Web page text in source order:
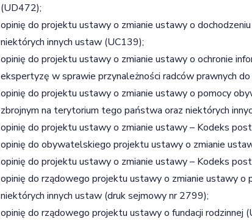
(UD472);
opinię do projektu ustawy o zmianie ustawy o
niektórych innych ustaw (UC139);
opinię do projektu ustawy o zmianie ustawy o ochronie
ekspertyzę w sprawie przynależności radców prawnych
opinię do projektu ustawy o zmianie ustawy o pomocy
zbrojnym na terytorium tego państwa oraz niektórych
opinię do projektu ustawy o zmianie ustawy – Kodeks
opinię do obywatelskiego projektu ustawy o zmianie
opinię do projektu ustawy o zmianie ustawy – Kodeks
opinię do rządowego projektu ustawy o zmianie ustawy o
niektórych innych ustaw (druk sejmowy nr 2799);
opinię do rządowego projektu ustawy o fundacji rodzinnej